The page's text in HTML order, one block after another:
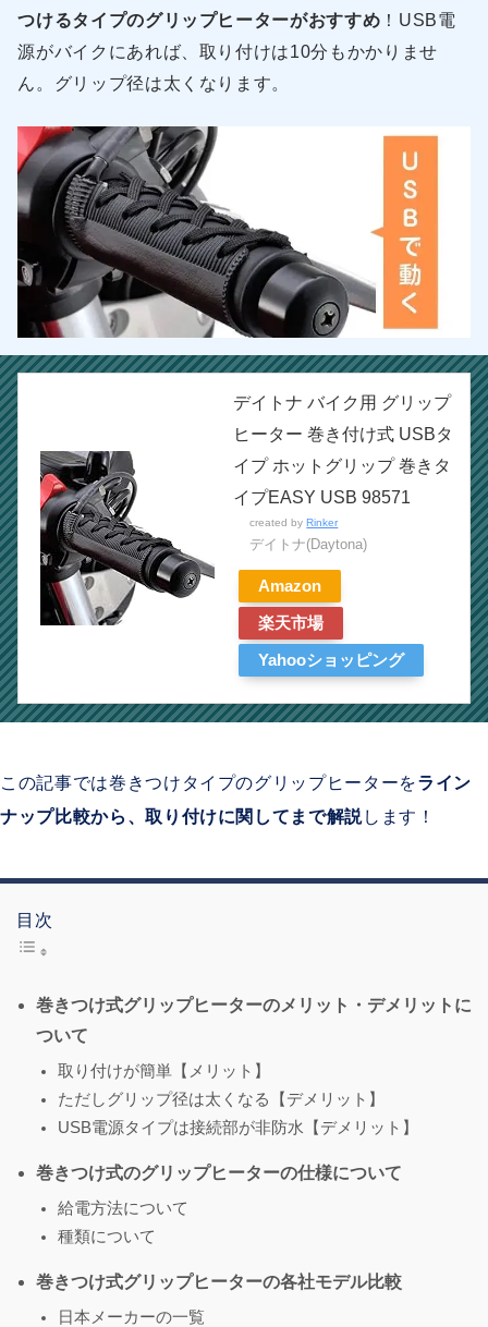
つけるタイプのグリップヒーターがおすすめ ！USB電
源がバイクにあれば、取り付けは10分もかかりませ
ん。グリップ径は太くなります。
デイトナ バイク用 グリップ
ヒーター 巻き付け式 USBタ
イプ ホットグリップ 巻きタ
イプEASY USB 98571
created byRinker
デイトナ(Daytona)
Amazon
楽天市場
Yahooショッピング
この記事では巻きつけタイプのグリップヒーターをライン
ナップ比較から、取り付けに関してまで解説します！
目次
巻きつけ式グリップヒーターのメリット・デメリットに
ついて
取り付けが簡単【メリット】
ただしグリップ径は太くなる【デメリット】
USB電源タイプは接続部が非防水【デメリット】
巻きつけ式のグリップヒーターの仕様について
給電方法について
種類について
巻きつけ式グリップヒーターの各社モデル比較
日本メーカーの一覧